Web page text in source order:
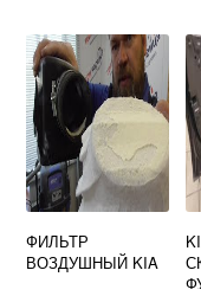
ФИЛЬТР
ВОЗДУШНЫЙ KIA